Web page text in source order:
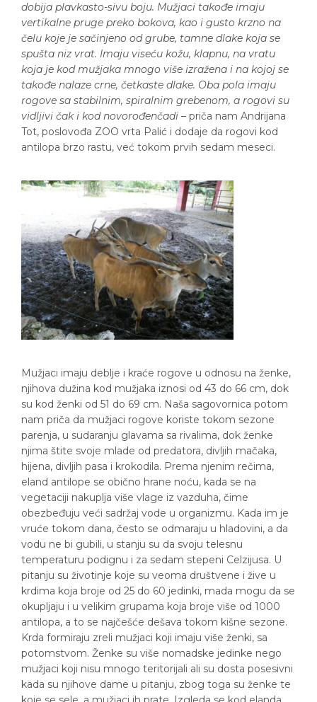
dobija plavkasto-sivu boju. Mužjaci takođe imaju
vertikalne pruge preko bokova, kao i gusto krzno na
čelu koje je sačinjeno od grube, tamne dlake koja se
spušta niz vrat. Imaju viseću kožu, klapnu, na vratu
koja je kod mužjaka mnogo više izražena i na kojoj se
takođe nalaze crne, četkaste dlake. Oba pola imaju
rogove sa stabilnim, spiralnim grebenom, a rogovi su
vidljivi čak i kod novorođenčadi – priča nam Andrijana
Tot, poslovođa ZOO vrta Palić i dodaje da rogovi kod
antilopa brzo rastu, već tokom prvih sedam meseci.
Mužjaci imaju deblje i kraće rogove u odnosu na ženke,
njihova dužina kod mužjaka iznosi od 43 do 66 cm, dok
su kod ženki od 51 do 69 cm. Naša sagovornica potom
nam priča da mužjaci rogove koriste tokom sezone
parenja, u sudaranju glavama sa rivalima, dok ženke
njima štite svoje mlade od predatora, divljih mačaka,
hijena, divljih pasa i krokodila. Prema njenim rečima,
eland antilope se obično hrane noću, kada se na
vegetaciji nakuplja više vlage iz vazduha, čime
obezbeđuju veći sadržaj vode u organizmu. Kada im je
vruće tokom dana, često se odmaraju u hladovini, a da
vodu ne bi gubili, u stanju su da svoju telesnu
temperaturu podignu i za sedam stepeni Celzijusa. U
pitanju su životinje koje su veoma društvene i žive u
krdima koja broje od 25 do 60 jedinki, mada mogu da se
okupljaju i u velikim grupama koja broje više od 1000
antilopa, a to se najčešće dešava tokom kišne sezone.
Krda formiraju zreli mužjaci koji imaju više ženki, sa
potomstvom. Ženke su više nomadske jedinke nego
mužjaci koji nisu mnogo teritorijali ali su dosta posesivni
kada su njihove dame u pitanju, zbog toga su ženke te